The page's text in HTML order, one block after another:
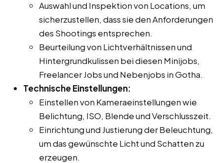
Auswahl und Inspektion von Locations, um
sicherzustellen, dass sie den Anforderungen
des Shootings entsprechen.
Beurteilung von Lichtverhältnissen und
Hintergrundkulissen bei diesen Minijobs,
Freelancer Jobs und Nebenjobs in Gotha.
Technische Einstellungen:
Einstellen von Kameraeinstellungen wie
Belichtung, ISO, Blende und Verschlusszeit.
Einrichtung und Justierung der Beleuchtung,
um das gewünschte Licht und Schatten zu
erzeugen.